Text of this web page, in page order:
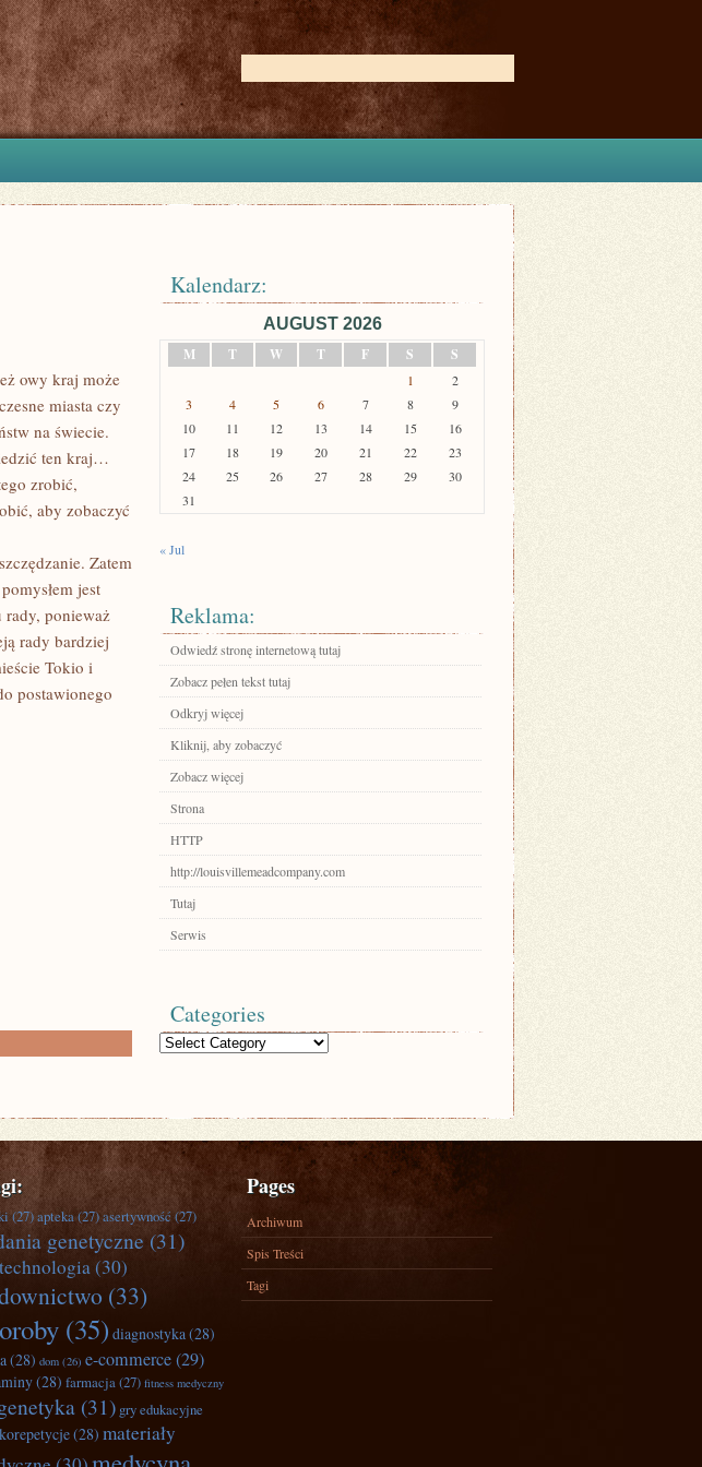
owy kraj może
miasta czy
na świecie.
ten kraj…
zrobić,
aby zobaczyć
Zatem
jest
rady, ponieważ
rady bardziej
Tokio i
postawionego
Kalendarz:
AUGUST 2026
M
T W T F S S
1
2
3
4 5 6 7 8
9
10
11 12 13 14 15
16
17
18 19 20 21 22
23
24
25 26 27 28 29
30
31
« Jul
Reklama:
Odwiedź stronę internetową tutaj
Zobacz pełen tekst tutaj
Odkryj więcej
Kliknij, aby zobaczyć
Zobacz więcej
Strona
HTTP
http://louisvillemeadcompany.com
Tutaj
Serwis
Categories
Categories
(27)apteka(27)asertywność(27)
genetyczne(31)
(30)
(33)
(35) diagnostyka(28)
(28) dom (26) e-commerce(29)
(28) farmacja(27) fitness medyczny
(31) gry edukacyjne
korepetycje(28) materiały
Pages
Archiwum
Spis Treści
Tagi